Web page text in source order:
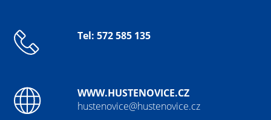
Tel: 572 585 135
WWW.HUSTENOVICE.CZ
hustenovice@hustenovice.cz